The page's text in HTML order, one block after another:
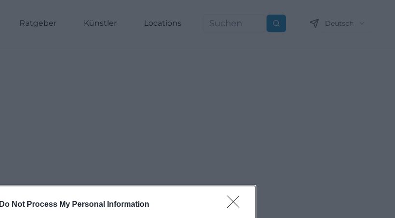
Do Not Process My Personal Information
Ratgeber Künstler Locations Suchen Deutsch